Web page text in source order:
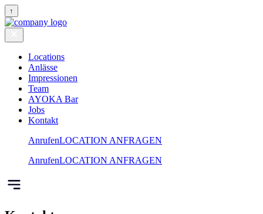
↑
Locations
Anlässe
Impressionen
Team
AYOKA Bar
Jobs
Kontakt
AnrufenLOCATION ANFRAGEN
AnrufenLOCATION ANFRAGEN